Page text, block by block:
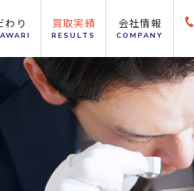
わり 買取実績
RESULTS
会社情報
COMPANY